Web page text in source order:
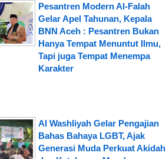
Pesantren Modern Al-Falah
Gelar Apel Tahunan, Kepala
BNN Aceh : Pesantren Bukan
Hanya Tempat Menuntut Ilmu,
Tapi juga Tempat Menempa
Karakter
Al Washliyah Gelar Pengajian
Bahas Bahaya LGBT, Ajak
Generasi Muda Perkuat Akidah